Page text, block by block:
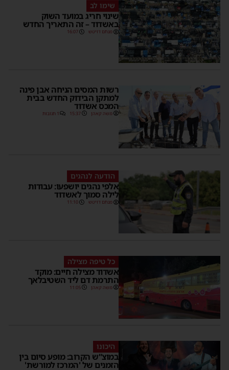
שימו לב
שינוי חריג במועד השוק
באשדוד – זה התאריך החדש
מנחם דויטש 16:07
רשות המסים הניחה אבן פינה
למתקן הבידוק החדש בבית
המכס אשדוד
משה קאהן 15:37 1 תגובות
הודעה לנהגים
אלפי נהגים יושפעו: עבודות
לילה סמוך לאשדוד
מנחם דויטש 11:10
כל טיפה מצילה
אשדוד מצילה חיים: מוקד
התרמת דם ליד השטיבלאך
משה קאהן 11:05
היכונו
במוצ”ש הקרוב: מופע סיום בין
הזמנים של 'המרכז למורשת'